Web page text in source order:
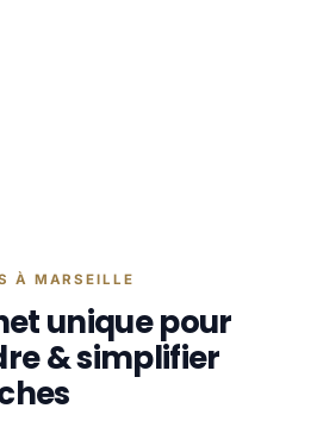
À MARSEILLE
unique pour
& simplifier